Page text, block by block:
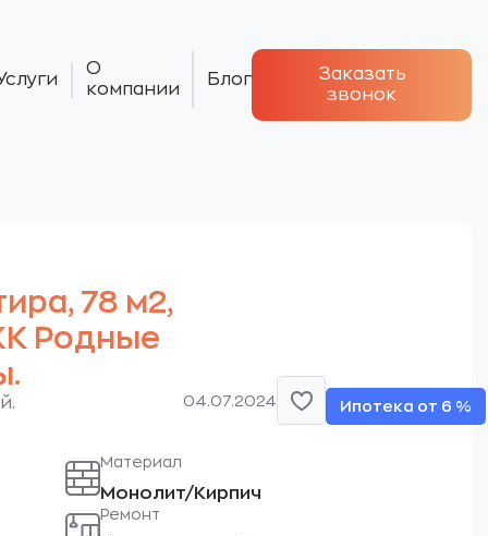
О
компании
Блог
Заказать
звонок
78 м2,
Родные
04.07.2024 Ипотека от 6 %
Материал
Монолит/Кирпич
Ремонт